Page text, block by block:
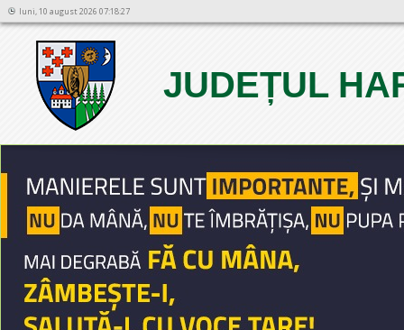
luni, 10 august 2026 07:18:27
JUDEȚUL